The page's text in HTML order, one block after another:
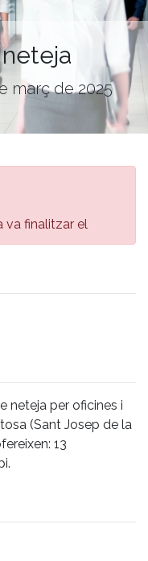
març de 2025
va finalitzar el
neteja per oficines i
(Sant Josep de la
13